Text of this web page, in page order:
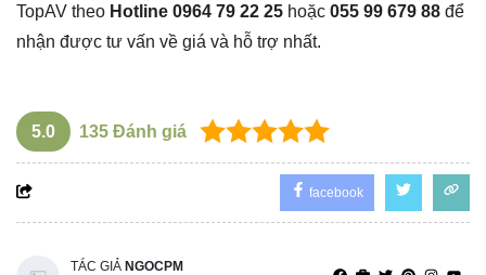
TopAV theo Hotline 0964 79 22 25 hoặc 055 99 679 88 để
nhận được tư vấn về giá và hỗ trợ nhất.
5.0 135 Đánh giá
facebook
TÁC GIẢ NGOCPM